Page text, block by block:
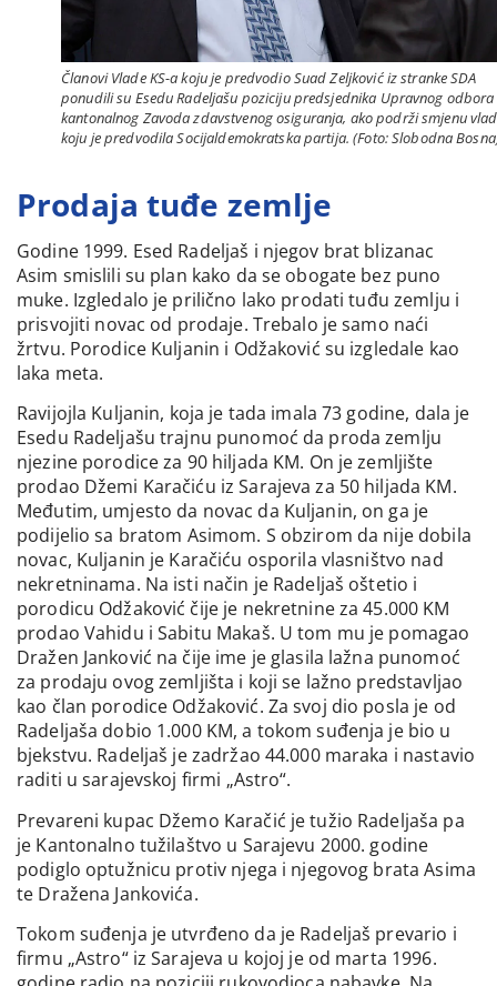
Članovi Vlade KS-a koju je predvodio Suad Zeljković iz stranke SDA
ponudili su Esedu Radeljašu poziciju predsjednika Upravnog odbora
kantonalnog Zavoda zdavstvenog osiguranja, ako podrži smjenu
koju je predvodila Socijaldemokratska partija. (Foto: Slobodna
Prodaja tuđe zemlje
Godine 1999. Esed Radeljaš i njegov brat blizanac
Asim smislili su plan kako da se obogate bez puno
muke. Izgledalo je prilično lako prodati tuđu zemlju i
prisvojiti novac od prodaje. Trebalo je samo naći
žrtvu. Porodice Kuljanin i Odžaković su izgledale kao
laka meta.
Ravijojla Kuljanin, koja je tada imala 73 godine, dala je
Esedu Radeljašu trajnu punomoć da proda zemlju
njezine porodice za 90 hiljada KM. On je zemljište
prodao Džemi Karačiću iz Sarajeva za 50 hiljada KM.
Međutim, umjesto da novac da Kuljanin, on ga je
podijelio sa bratom Asimom. S obzirom da nije dobila
novac, Kuljanin je Karačiću osporila vlasništvo nad
nekretninama. Na isti način je Radeljaš oštetio i
porodicu Odžaković čije je nekretnine za 45.000 KM
prodao Vahidu i Sabitu Makaš. U tom mu je pomagao
Dražen Janković na čije ime je glasila lažna punomoć
za prodaju ovog zemljišta i koji se lažno predstavljao
kao član porodice Odžaković. Za svoj dio posla je od
Radeljaša dobio 1.000 KM, a tokom suđenja je bio u
bjekstvu. Radeljaš je zadržao 44.000 maraka i nastavio
raditi u sarajevskoj firmi „Astro“.
Prevareni kupac Džemo Karačić je tužio Radeljaša pa
je Kantonalno tužilaštvo u Sarajevu 2000. godine
podiglo optužnicu protiv njega i njegovog brata Asima
te Dražena Jankovića.
Tokom suđenja je utvrđeno da je Radeljaš prevario i
firmu „Astro“ iz Sarajeva u kojoj je od marta 1996.